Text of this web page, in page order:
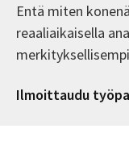
Entä miten
reaaliaikaisella
Ilmoittaudu